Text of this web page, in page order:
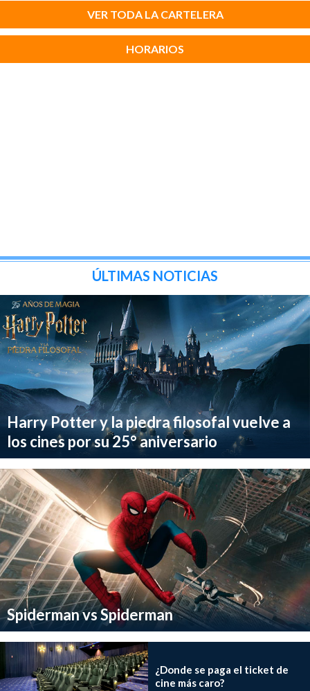
VER TODA LA CARTELERA
HORARIOS
ÚLTIMAS NOTICIAS
Harry Potter y la piedra filosofal vuelve a
los cines por su 25° aniversario
Spiderman vs Spiderman
¿Donde se paga el ticket de
cine más caro?